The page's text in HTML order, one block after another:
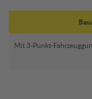
Mit 3-Punkt-